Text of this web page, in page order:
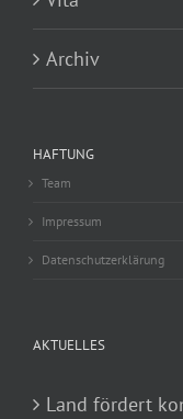
Archiv
HAFTUNG
Team
Impressum
Datenschutzerklärung
AKTUELLES
Land fördert